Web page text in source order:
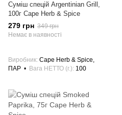
Суміш спецій Argentinian Grill,
100г Cape Herb & Spice
279 грн 349 грн
Немає в наявності
Виробник Cape Herb & Spice,
ПАР
Вага НЕТТО (г.) 100